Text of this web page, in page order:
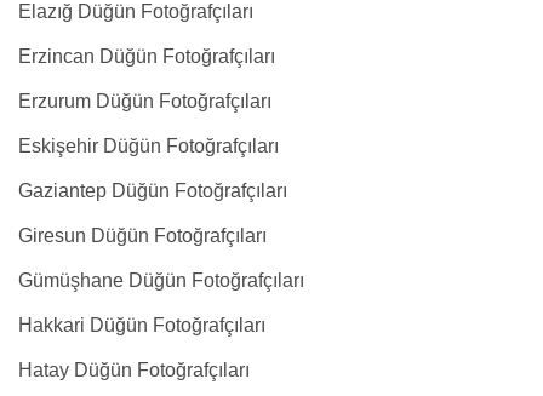
Elazığ Düğün Fotoğrafçıları
Erzincan Düğün Fotoğrafçıları
Erzurum Düğün Fotoğrafçıları
Eskişehir Düğün Fotoğrafçıları
Gaziantep Düğün Fotoğrafçıları
Giresun Düğün Fotoğrafçıları
Gümüşhane Düğün Fotoğrafçıları
Hakkari Düğün Fotoğrafçıları
Hatay Düğün Fotoğrafçıları